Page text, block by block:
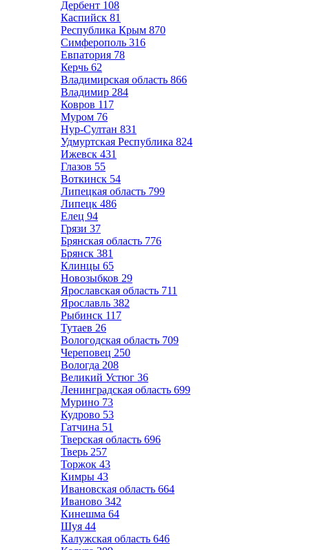
Дербент 108
Каспийск 81
Республика Крым 870
Симферополь 316
Евпатория 78
Керчь 62
Владимирская область 866
Владимир 284
Ковров 117
Муром 76
Нур-Султан 831
Удмуртская Республика 824
Ижевск 431
Глазов 55
Воткинск 54
Липецкая область 799
Липецк 486
Елец 94
Грязи 37
Брянская область 776
Брянск 381
Клинцы 65
Новозыбков 29
Ярославская область 711
Ярославль 382
Рыбинск 117
Тутаев 26
Вологодская область 709
Череповец 250
Вологда 208
Великий Устюг 36
Ленинградская область 699
Мурино 73
Кудрово 53
Гатчина 51
Тверская область 696
Тверь 257
Торжок 43
Кимры 43
Ивановская область 664
Иваново 342
Кинешма 64
Шуя 44
Калужская область 646